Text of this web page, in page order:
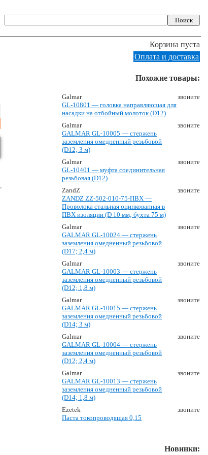
Корзина пуста
Оплата и доставка
Похожие товары:
Galmar
GL-10801 — головка направляющая для
насадки на отбойный молоток (D12)
звоните
Galmar
GALMAR GL-10005 — стержень
заземления омедненный резьбовой
(D12; 3 м)
звоните
Galmar
GL-10401 — муфта соединительная
резьбовая (D12)
звоните
ZandZ
ZANDZ ZZ-502-010-75-ПВХ —
Проволока стальная оцинкованная в
ПВХ изоляции (D 10 мм; бухта 75 м)
звоните
Galmar
GALMAR GL-10024 — стержень
заземления омедненный резьбовой
(D17; 2,4 м)
звоните
Galmar
GALMAR GL-10003 — стержень
заземления омедненный резьбовой
(D12; 1,8 м)
звоните
Galmar
GALMAR GL-10015 — стержень
заземления омедненный резьбовой
(D14; 3 м)
звоните
Galmar
GALMAR GL-10004 — стержень
заземления омедненный резьбовой
(D12; 2,4 м)
звоните
Galmar
GALMAR GL-10013 — стержень
заземления омедненный резьбовой
(D14; 1,8 м)
звоните
Ezetek
Паста токопроводящая 0,15
звоните
Новинки: